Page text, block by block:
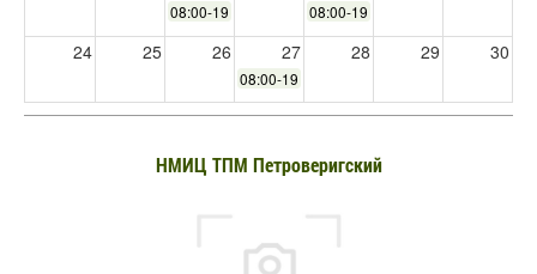
08:00-19:30 08:00-19:30
24 25 26 27 28 29 30
08:00-19:30
31 1 2 3 4 5 6
НМИЦ ТПМ Петроверигский